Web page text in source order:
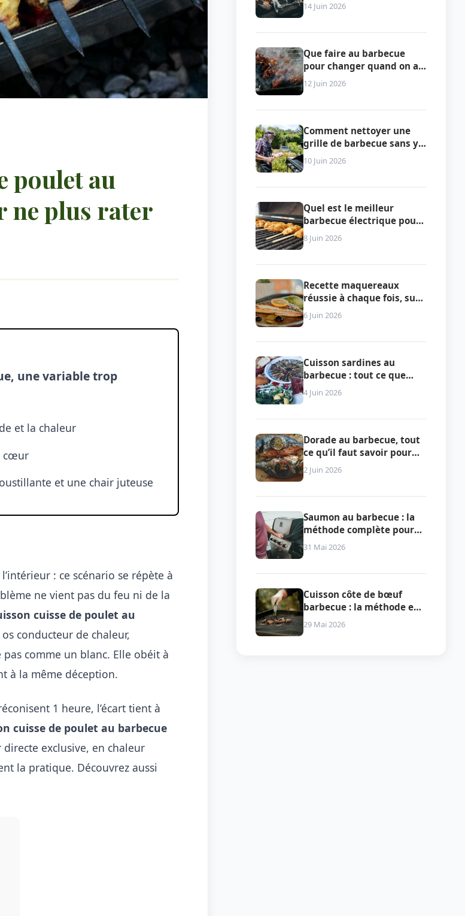
poulet au
ne plus rater
une variable trop
et la chaleur
cœur
et une chair juteuse
: ce scénario se répète à
ne vient pas du feu ni de la
cuisse de poulet au
conducteur de chaleur,
comme un blanc. Elle obéit à
à la même déception.
1 heure, l’écart tient à
cuisse de poulet au barbecue
exclusive, en chaleur
la pratique. Découvrez aussi
combustible
14 Juin 2026
Que faire au barbecue
pour changer quand on a
tout essayé
12 Juin 2026
Comment nettoyer une
grille de barbecue sans y
passer la soirée
10 Juin 2026
Quel est le meilleur
barbecue électrique pour
griller sans fumée ni
contrainte ?
8 Juin 2026
Recette maquereaux
réussie à chaque fois, sur
plancha, au four ou en
papillote
6 Juin 2026
Cuisson sardines au
barbecue : tout ce que
vous devez vraiment
savoir pour réussir le plat
4 Juin 2026
Dorade au barbecue, tout
ce qu’il faut savoir pour
réussir la cuisson
2 Juin 2026
Saumon au barbecue : la
méthode complète pour
une cuisson parfaite
31 Mai 2026
Cuisson côte de bœuf
barbecue : la méthode en
deux zones qui garantit la
29 Mai 2026